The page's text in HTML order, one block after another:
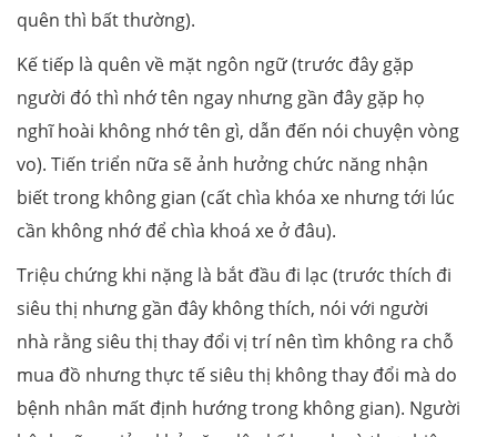
quên thì bất thường).
Kế tiếp là quên về mặt ngôn ngữ (trước đây gặp
người đó thì nhớ tên ngay nhưng gần đây gặp họ
nghĩ hoài không nhớ tên gì, dẫn đến nói chuyện vòng
vo). Tiến triển nữa sẽ ảnh hưởng chức năng nhận
biết trong không gian (cất chìa khóa xe nhưng tới lúc
cần không nhớ để chìa khoá xe ở đâu).
Triệu chứng khi nặng là bắt đầu đi lạc (trước thích đi
siêu thị nhưng gần đây không thích, nói với người
nhà rằng siêu thị thay đổi vị trí nên tìm không ra chỗ
mua đồ nhưng thực tế siêu thị không thay đổi mà do
bệnh nhân mất định hướng trong không gian). Người